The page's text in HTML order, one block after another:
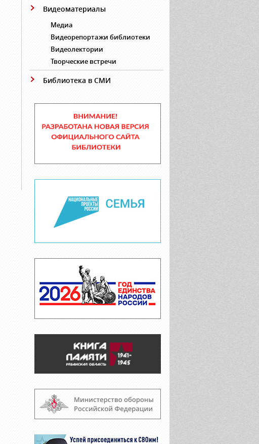
Видеоматериалы
Медиа
Видеорепортажи библиотеки
Видеолектории
Творческие встречи
Библиотека в СМИ